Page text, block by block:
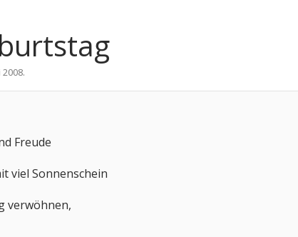
2008.
Freude
viel Sonnenschein
verwöhnen,